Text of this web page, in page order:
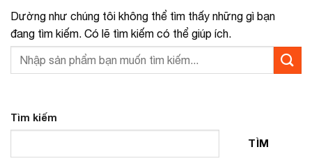
Dường như chúng tôi không thể tìm thấy những gì bạn
đang tìm kiếm. Có lẽ tìm kiếm có thể giúp ích.
Tìm kiếm
TÌM